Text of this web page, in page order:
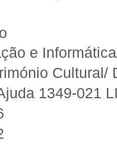
ção e
Cultural/
juda 1349-021